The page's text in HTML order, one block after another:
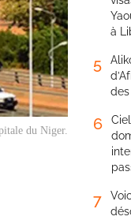
du Niger.
à
5
6
7